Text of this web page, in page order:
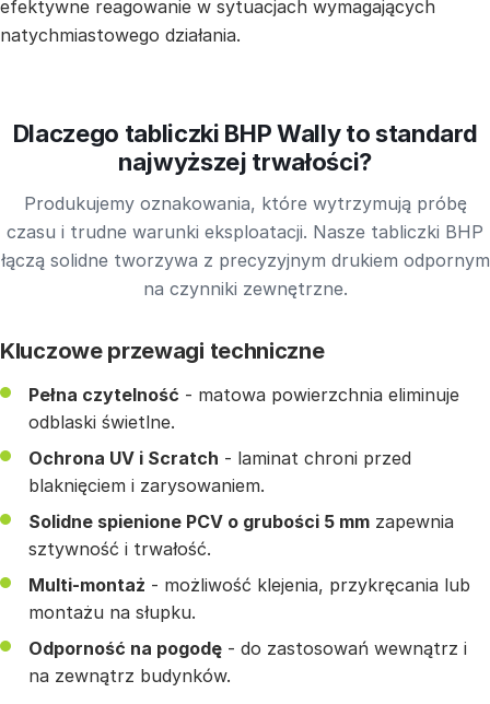
efektywne reagowanie w sytuacjach wymagających
natychmiastowego działania.
Dlaczego tabliczki BHP Wally to standard
najwyższej trwałości?
Produkujemy oznakowania, które wytrzymują próbę
czasu i trudne warunki eksploatacji. Nasze tabliczki BHP
łączą solidne tworzywa z precyzyjnym drukiem odpornym
na czynniki zewnętrzne.
Kluczowe przewagi techniczne
Pełna czytelność - matowa powierzchnia eliminuje
odblaski świetlne.
Ochrona UV i Scratch - laminat chroni przed
blaknięciem i zarysowaniem.
Solidne spienione PCV o grubości 5 mm zapewnia
sztywność i trwałość.
Multi-montaż - możliwość klejenia, przykręcania lub
montażu na słupku.
Odporność na pogodę - do zastosowań wewnątrz i
na zewnątrz budynków.